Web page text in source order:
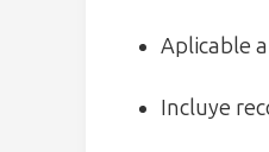
Aplicable
Incluye